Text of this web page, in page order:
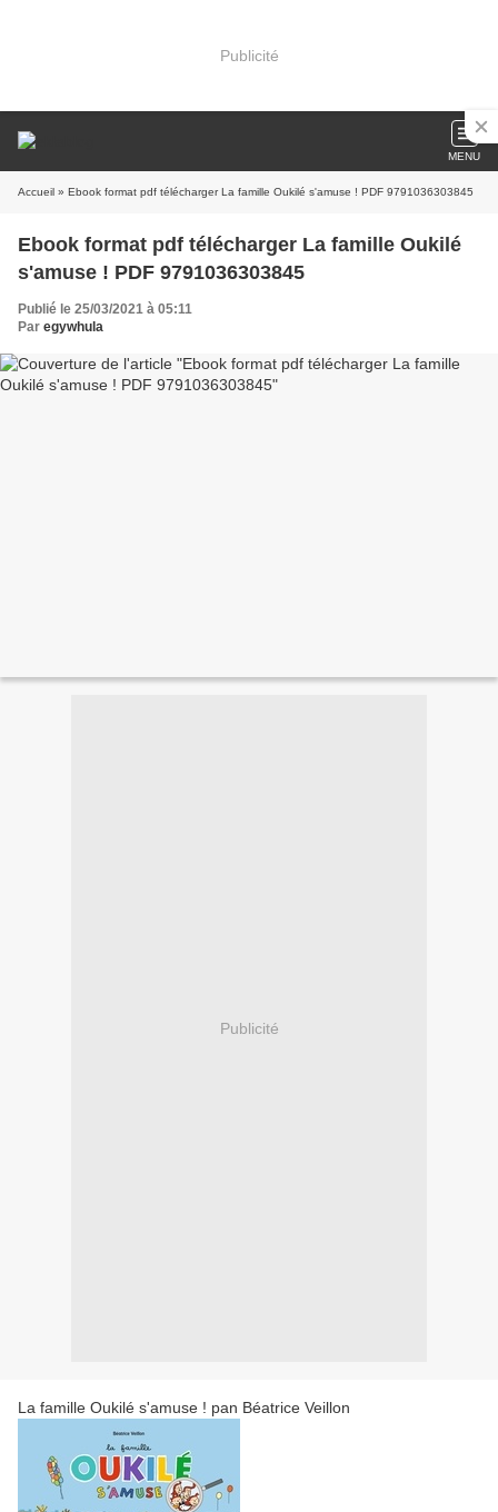
Publicité
MENU
Accueil » Ebook format pdf télécharger La famille Oukilé s'amuse ! PDF 9791036303845
Ebook format pdf télécharger La famille Oukilé
s'amuse ! PDF 9791036303845
Publié le 25/03/2021 à 05:11
Par egywhula
Publicité
La famille Oukilé s'amuse ! pan Béatrice Veillon